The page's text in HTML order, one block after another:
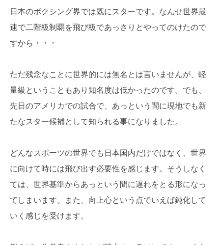
日本のボクシング界では既にスターです。なんせ世界最
速で二階級制覇を飛び級であっさりとやってのけたので
すから・・・
ただ残念なことに世界的には無名とは言いませんが、軽
量級ということもあり知名度は低かったのです。でも、
先日のアメリカでの試合で、あっという間に現地でも新
たなスター候補として知られる事になりました。
どんなスポーツの世界でも日本国内だけではなく、世界
に向けて時には飛び出す必要性を感じます。そうしなく
ては、世界基準からあっという間に遅れをとる形になっ
てしまいます。また、向上心という点でいえば鈍化して
いく感じを受けます。